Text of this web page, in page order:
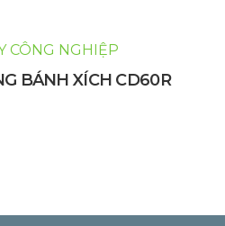
CÔNG NGHIỆP
BÁNH XÍCH CD60R